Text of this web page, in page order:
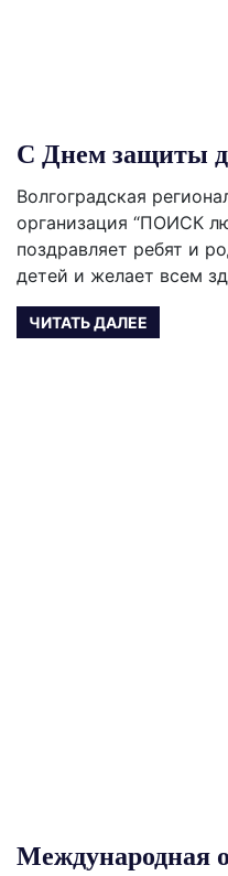
С Днем защиты
Волгоградская
организация “ПОИСК
поздравляет ребят и
детей и желает всем
ЧИТАТЬ ДАЛЕЕ
Международная